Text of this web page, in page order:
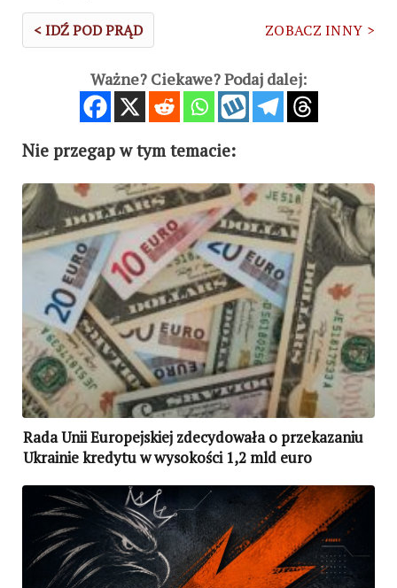
< IDŹ POD PRĄD ZOBACZ INNY >
Ważne? Ciekawe? Podaj dalej:
Nie przegap w tym temacie:
Rada Unii Europejskiej zdecydowała o przekazaniu
Ukrainie kredytu w wysokości 1,2 mld euro